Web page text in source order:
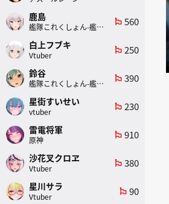
鹿島
艦隊これくしょん-艦これ-
emoji_flags 560
白上フブキ
Vtuber
emoji_flags 250
鈴谷
艦隊これくしょん-艦これ-
emoji_flags 390
星街すいせい
vtuber
emoji_flags 230
雷電将軍
原神
emoji_flags 910
沙花叉クロヱ
Vtuber
emoji_flags 380
星川サラ
Vtuber
emoji_flags 90